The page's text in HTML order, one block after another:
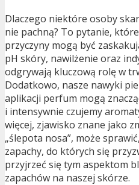
Dlaczego niektóre osoby
nie pachną? To pytanie,
przyczyny mogą być
pH skóry, nawilżenie oraz
odgrywają kluczową rolę w
Dodatkowo, nasze nawyki
aplikacji perfum mogą
i intensywnie czujemy
więcej, zjawisko znane jako
„ślepota nosa”, może
zapachy, do których się
przyjrzeć się tym aspektom
zapachów na naszej skórze.